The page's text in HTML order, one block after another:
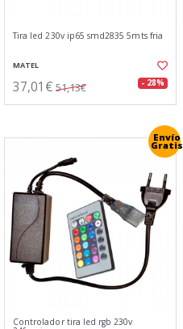
Tira led 230v ip65 smd2835 5mts fria
MATEL
37,01€ 51,13€ - 28%
Envío
Gratis
Controlador tira led rgb 230v